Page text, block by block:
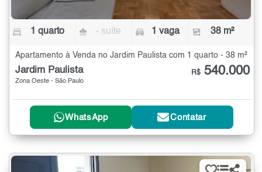
1 quarto - suíte 1 vaga 38 m²
Apartamento à Venda no Jardim Paulista com 1 quarto - 38 m²
Jardim Paulista
Zona Oeste - São Paulo
R$ 540.000
WhatsApp Contatar